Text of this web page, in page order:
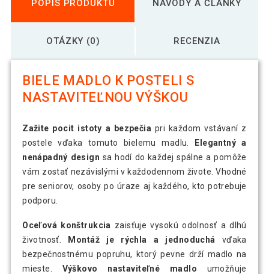
POPIS PRODUKTU NÁVODY A ČLÁNKY
OTÁZKY (0) RECENZIA
BIELE MADLO K POSTELI S
NASTAVITEĽNOU VÝŠKOU
Zažite pocit istoty a bezpečia pri každom vstávaní z
postele vďaka tomuto bielemu madlu.
Elegantný a
nenápadný design sa hodí do každej spálne a pomôže
vám zostať nezávislými v každodennom živote. Vhodné
pre seniorov, osoby po úraze aj každého, kto potrebuje
podporu.
Oceľová konštrukcia zaisťuje vysokú odolnosť a dlhú
životnosť.
Montáž je rýchla a jednoduchá
vďaka
bezpečnostnému popruhu, ktorý pevne drží madlo na
mieste. Výškovo nastaviteľné madlo umožňuje